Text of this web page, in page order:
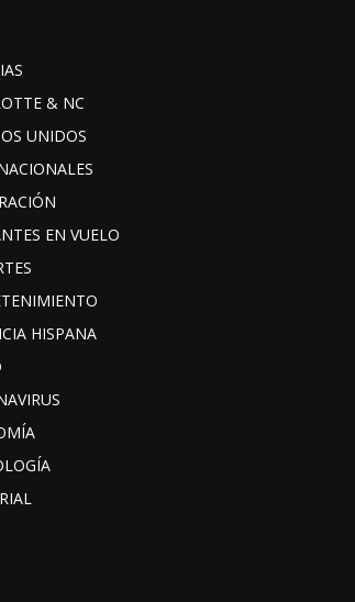
& NC
UNIDOS
EN VUELO
HISPANA